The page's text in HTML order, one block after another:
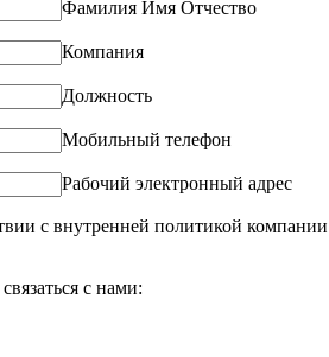
Фамилия Имя Отчество
Компания
Должность
Мобильный телефон
Рабочий электронный адрес
с внутренней политикой
с нами: